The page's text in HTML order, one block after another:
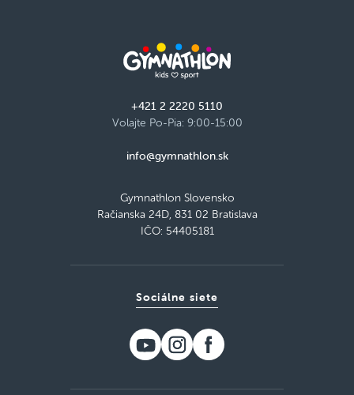
+421 2 2220 5110
Volajte Po-Pia: 9:00-15:00
info@gymnathlon.sk
Gymnathlon Slovensko
Račianska 24D, 831 02 Bratislava
IČO: 54405181
Sociálne siete